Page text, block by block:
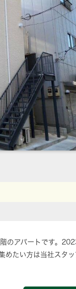
のアパートです。
めたい方は当社スタ